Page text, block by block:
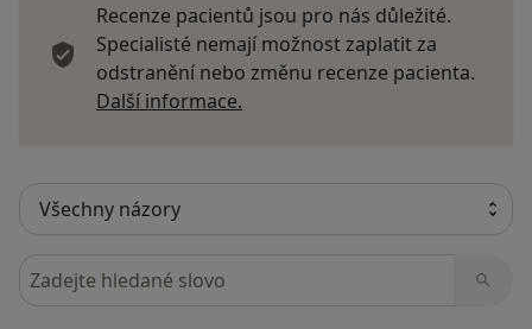
Recenze pacientů jsou pro nás důležité.
Specialisté nemají možnost zaplatit za
odstranění nebo změnu recenze pacienta.
Další informace.
Hledejte v názorech